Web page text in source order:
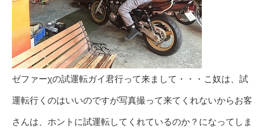
ゼファーχの試運転ガイ君行って来まして・・・こ奴は、試
運転行くのはいいのですが写真撮って来てくれないからお客
さんは、ホントに試運転してくれているのか？になってしま